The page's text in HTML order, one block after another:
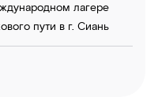
лагере
пути в г. Сиань